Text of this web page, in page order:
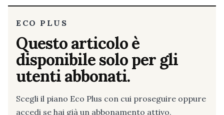
ECO PLUS
Questo articolo è
disponibile solo per gli
utenti abbonati.
Scegli il piano Eco Plus con cui proseguire oppure
accedi se hai già un abbonamento attivo.